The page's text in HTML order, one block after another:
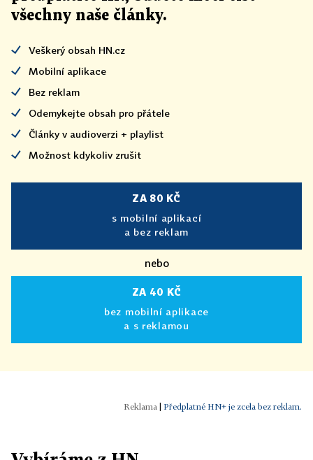
všechny naše články.
Veškerý obsah HN.cz
Mobilní aplikace
Bez reklam
Odemykejte obsah pro přátele
Články v audioverzi + playlist
Možnost kdykoliv zrušit
ZA 80 KČ
s mobilní aplikací
a bez reklam
nebo
ZA 40 KČ
bez mobilní aplikace
a s reklamou
Předplatné HN+ je zcela bez reklam.